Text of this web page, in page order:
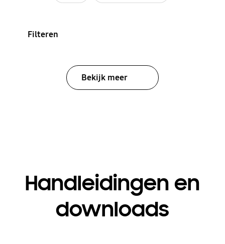
Filteren
Bekijk meer
Handleidingen en
downloads